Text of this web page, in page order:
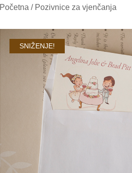
Početna / Pozivnice za vjenčanja
SNIŽENJE!